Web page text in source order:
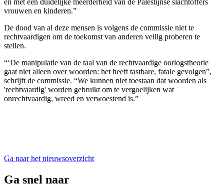
en met een duidelijke meerderheid van de Palestijnse slachtoffers
vrouwen en kinderen.”
De dood van al deze mensen is volgens de commissie niet te
rechtvaardigen om de toekomst van anderen veilig proberen te
stellen.
“‘De manipulatie van de taal van de rechtvaardige oorlogstheorie
gaat niet alleen over woorden: het heeft tastbare, fatale gevolgen”,
schrijft de commissie. “We kunnen niet toestaan dat woorden als
'rechtvaardig' worden gebruikt om te vergoelijken wat
onrechtvaardig, wreed en verwoestend is.”
Ga naar het nieuwsoverzicht
Ga snel naar